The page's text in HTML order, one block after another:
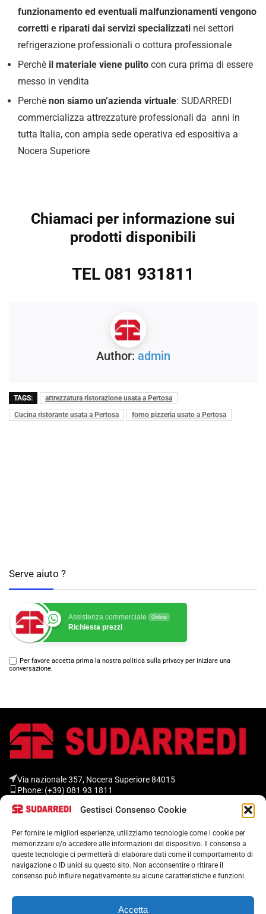
Gestisci Consenso Cookie
Per fornire le migliori esperienze, utilizziamo tecnologie come i cookie per
memorizzare e/o accedere alle informazioni del dispositivo. Il consenso a
queste tecnologie ci permetterà di elaborare dati come il comportamento di
navigazione o ID unici su questo sito. Non acconsentire o ritirare il
consenso può influire negativamente su alcune caratteristiche e funzioni.
Accetta
funzionamento ed eventuali malfunzionamenti vengono
corretti e riparati dai servizi specializzati nei settori
refrigerazione professionali o cottura professionale
Perchè il materiale viene pulito con cura prima di essere
messo in vendita
Perchè non siamo un’azienda virtuale: SUDARREDI
commercializza attrezzature professionali da anni in
tutta Italia, con ampia sede operativa ed espositiva a
Nocera Superiore
Chiamaci per informazione sui
prodotti disponibili
TEL 081 931811
Author: admin
TAGS:
attrezzatura ristorazione usata a Pertosa
Cucina ristorante usata a Pertosa
forno pizzeria usato a Pertosa
Serve aiuto ?
Assistenza commerciale Online
Richiesta prezzi
Per favore accetta prima la nostra politica sulla privacy per iniziare una
conversazione.
Via nazionale 357, Nocera Superiore 84015​
Phone: (+39) 081 93 1811
SCUOLA
UFFICIO
METALLICO